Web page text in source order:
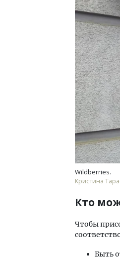
Wildberries.
Кристина
Кто
Чтобы
Быть